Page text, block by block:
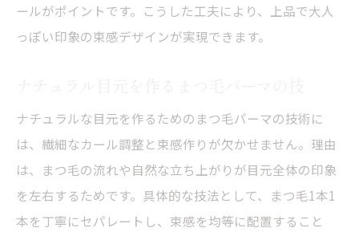
ールがポイントです。こうした工夫により、上品で大人
っぽい印象の束感デザインが実現できます。
ナチュラルな目元を作るためのまつ毛パーマの技術に
は、繊細なカール調整と束感作りが欠かせません。理由
は、まつ毛の流れや自然な立ち上がりが目元全体の印象
を左右するためです。具体的な技法として、まつ毛1本1
本を丁寧にセパレートし、束感を均等に配置すること